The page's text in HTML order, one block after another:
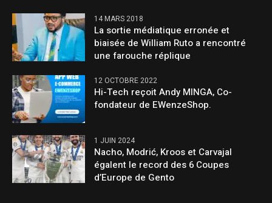
14 MARS 2018
La sortie médiatique erronée et
biaisée de William Ruto a rencontré
une farouche réplique
12 OCTOBRE 2022
Hi-Tech reçoit Andy MINGA, Co-
fondateur de EWenzeShop.
1 JUIN 2024
Nacho, Modrić, Kroos et Carvajal
égalent le record des 6 Coupes
d’Europe de Gento